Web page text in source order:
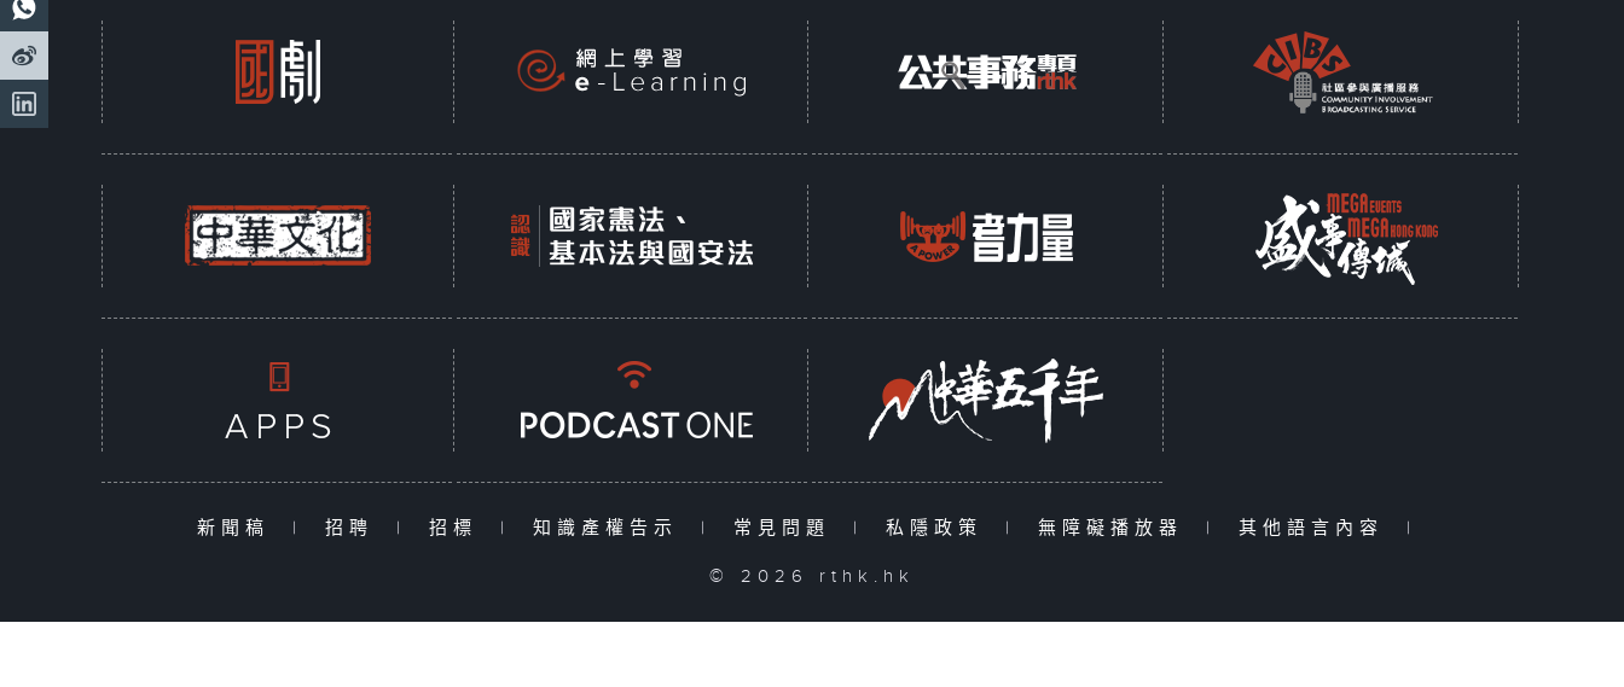
新聞稿 | 招聘 | 招標 | 知識產權告示 | 常見問題 | 私隱政策 | 無障礙播放器 | 其他語言內容 |
© 2026 rthk.hk